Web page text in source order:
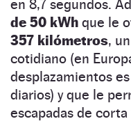
en 8,7 segundos.
de 50 kWh que le
357 kilómetros,
cotidiano (en
desplazamientos
diarios) y que le
escapadas de